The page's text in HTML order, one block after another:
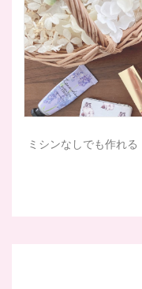
ミシンなしでも作れ